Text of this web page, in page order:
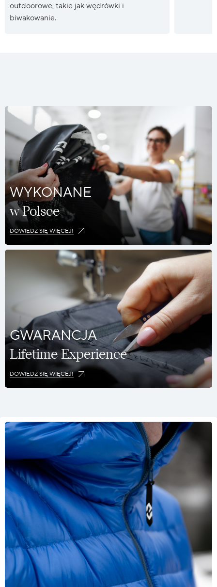
outdoorowe, takie jak wędrówki i
biwakowanie.
WYKONANE
w Polsce
DOWIEDZ SIĘ WIĘCEJ!
GWARANCJA
Lifetime Experience
DOWIEDZ SIĘ WIĘCEJ!